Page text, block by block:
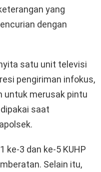
yang
dengan
satu unit televisi
pengiriman infokus,
untuk merusak pintu
saat
ke-3 dan ke-5 KUHP
Selain itu,